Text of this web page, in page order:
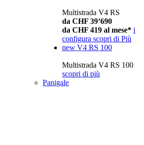
Multistrada V4 RS
da CHF 39’690
da CHF 419 al mese* i
configura scopri di Più
new V4 RS 100
Multistrada V4 RS 100
scopri di più
Panigale